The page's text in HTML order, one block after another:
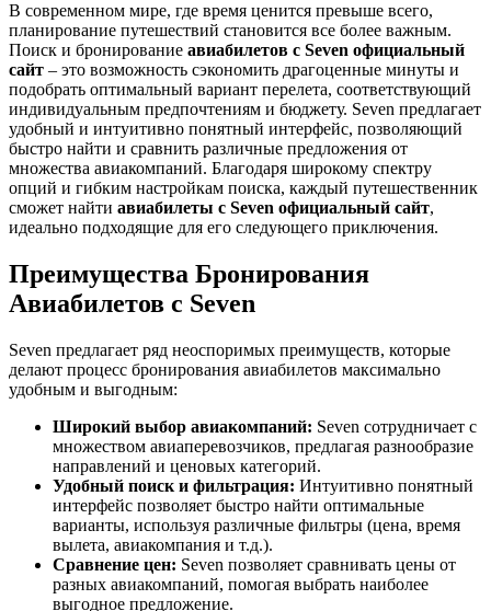
В современном мире, где время ценится превыше всего,
планирование путешествий становится все более важным.
Поиск и бронирование авиабилетов с Seven официальный
сайт – это возможность сэкономить драгоценные минуты и
подобрать оптимальный вариант перелета, соответствующий
индивидуальным предпочтениям и бюджету. Seven предлагает
удобный и интуитивно понятный интерфейс, позволяющий
быстро найти и сравнить различные предложения от
множества авиакомпаний. Благодаря широкому спектру
опций и гибким настройкам поиска, каждый путешественник
сможет найти авиабилеты с Seven официальный сайт,
идеально подходящие для его следующего приключения.
Преимущества Бронирования
Авиабилетов с Seven
Seven предлагает ряд неоспоримых преимуществ, которые
делают процесс бронирования авиабилетов максимально
удобным и выгодным:
Широкий выбор авиакомпаний: Seven сотрудничает с
множеством авиаперевозчиков, предлагая разнообразие
направлений и ценовых категорий.
Удобный поиск и фильтрация: Интуитивно понятный
интерфейс позволяет быстро найти оптимальные
варианты, используя различные фильтры (цена, время
вылета, авиакомпания и т.д.).
Сравнение цен: Seven позволяет сравнивать цены от
разных авиакомпаний, помогая выбрать наиболее
выгодное предложение.